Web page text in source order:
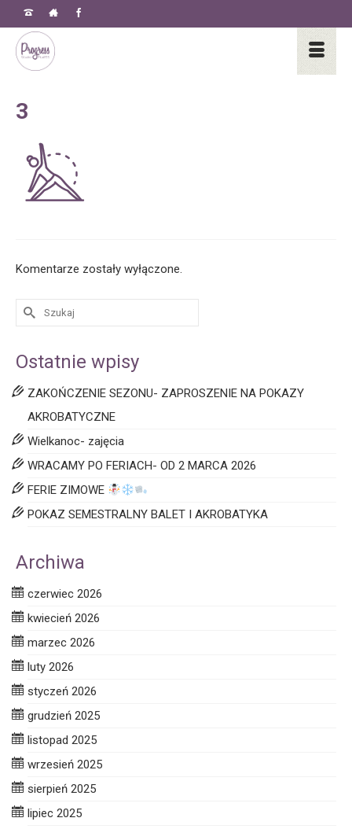
3
Komentarze zostały wyłączone.
Ostatnie wpisy
ZAKOŃCZENIE SEZONU- ZAPROSZENIE NA POKAZY
AKROBATYCZNE
Wielkanoc- zajęcia
WRACAMY PO FERIACH- OD 2 MARCA 2026
FERIE ZIMOWE
POKAZ SEMESTRALNY BALET I AKROBATYKA
Archiwa
czerwiec 2026
kwiecień 2026
marzec 2026
luty 2026
styczeń 2026
grudzień 2025
listopad 2025
wrzesień 2025
sierpień 2025
lipiec 2025